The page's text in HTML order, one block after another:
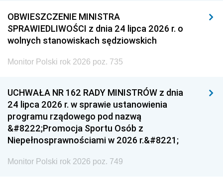
OBWIESZCZENIE MINISTRA
SPRAWIEDLIWOŚCI z dnia 24 lipca 2026 r. o
wolnych stanowiskach sędziowskich
Monitor Polski rok 2026 poz. 735
UCHWAŁA NR 162 RADY MINISTRÓW z dnia
24 lipca 2026 r. w sprawie ustanowienia
programu rządowego pod nazwą
&#8222;Promocja Sportu Osób z
Niepełnosprawnościami w 2026 r.&#8221;
Monitor Polski rok 2026 poz. 749